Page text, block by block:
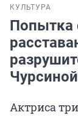
КУЛЬТУРА
Попытка
Чурсиной
Актриса